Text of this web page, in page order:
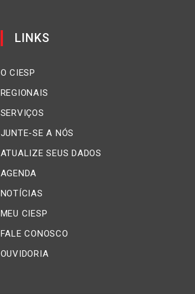
LINKS
O CIESP
REGIONAIS
SERVIÇOS
JUNTE-SE A NÓS
ATUALIZE SEUS DADOS
AGENDA
NOTÍCIAS
MEU CIESP
FALE CONOSCO
OUVIDORIA